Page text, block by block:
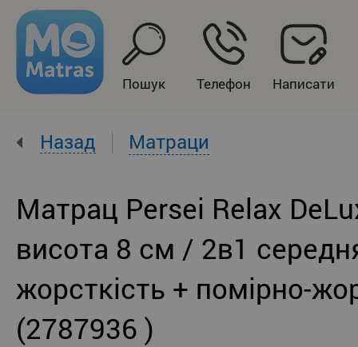
Пошук Телефон Написати
Назад Матраци
Матрац Persei Relax
висота 8 см / 2в1
жорсткість + помірно-
(2787936 )